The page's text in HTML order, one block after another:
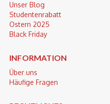
Unser Blog
Studentenrabatt
Ostern 2025
Black Friday
INFORMATION
Über uns
Häufige Fragen